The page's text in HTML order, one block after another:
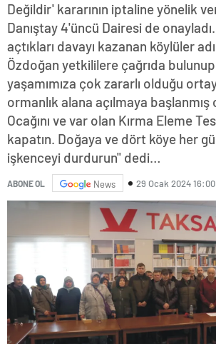
Değildir' kararının iptaline yönelik
Danıştay 4'üncü Dairesi de
açtıkları davayı kazanan köylüler
Özdoğan yetkililere çağrıda
yaşamımıza çok zararlı olduğu
ormanlık alana açılmaya
Ocağını ve var olan Kırma Eleme
kapatın. Doğaya ve dört köye her
işkenceyi durdurun" dedi…
ABONE OL News 29 Ocak 2024 16:00